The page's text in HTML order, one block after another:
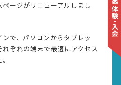
ージがリニューアルしまし
で、パソコンからタブレッ
ぞれの端末で最適にアクセス